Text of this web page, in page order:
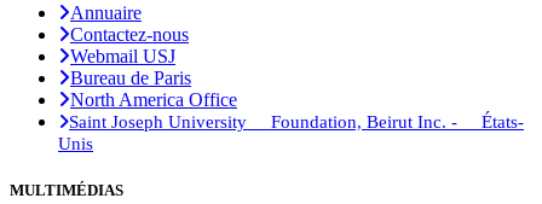
Annuaire
Contactez-nous
Webmail USJ
Bureau de Paris
North America Office
Saint Joseph University Foundation, Beirut Inc. - États-
Unis
MULTIMÉDIAS